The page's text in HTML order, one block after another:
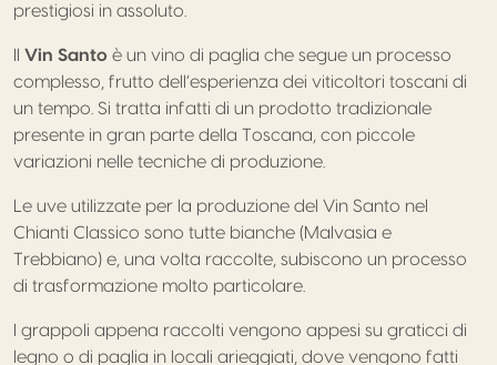
prestigiosi in assoluto.
Il Vin Santo è un vino di paglia che segue un processo
complesso, frutto dell’esperienza dei viticoltori toscani di
un tempo. Si tratta infatti di un prodotto tradizionale
presente in gran parte della Toscana, con piccole
variazioni nelle tecniche di produzione.
Le uve utilizzate per la produzione del Vin Santo nel
Chianti Classico sono tutte bianche (Malvasia e
Trebbiano) e, una volta raccolte, subiscono un processo
di trasformazione molto particolare.
I grappoli appena raccolti vengono appesi su graticci di
legno o di paglia in locali arieggiati, dove vengono fatti